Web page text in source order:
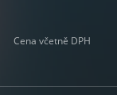
Cena včetně DPH